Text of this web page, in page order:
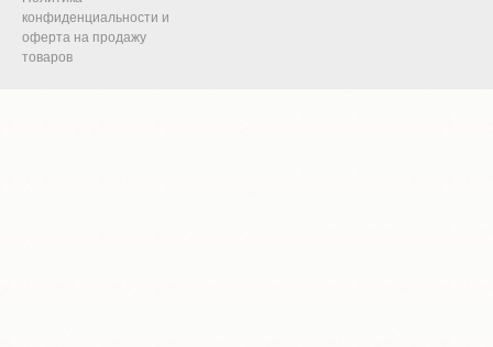
конфиденциальности и
оферта на продажу
товаров